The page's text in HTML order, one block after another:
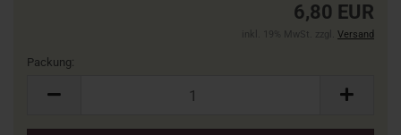
6,80 EUR
inkl. 19% MwSt. zzgl. Versand
Packung: